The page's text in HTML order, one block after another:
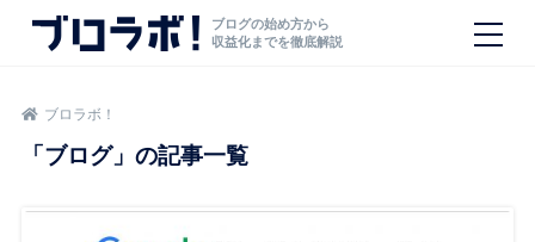
ブログの始め方から
収益化までを徹底解説
ブロラボ！
「ブログ」の記事一覧